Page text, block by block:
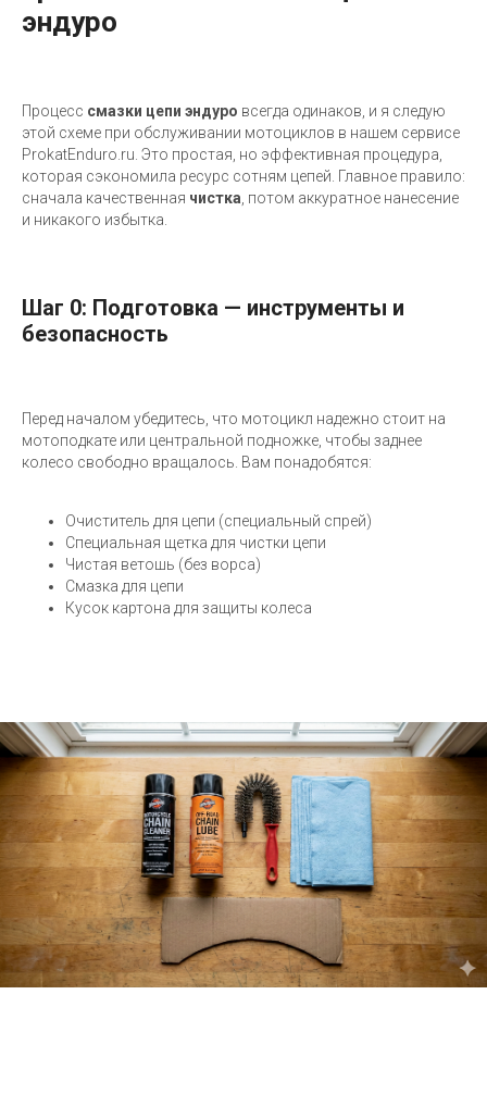
эндуро
Процесс смазки цепи эндуро всегда одинаков, и я следую
этой схеме при обслуживании мотоциклов в нашем сервисе
ProkatEnduro.ru. Это простая, но эффективная процедура,
которая сэкономила ресурс сотням цепей. Главное правило:
сначала качественная чистка , потом аккуратное нанесение
и никакого избытка.
Шаг 0: Подготовка — инструменты и
безопасность
Перед началом убедитесь, что мотоцикл надежно стоит на
мотоподкате или центральной подножке, чтобы заднее
колесо свободно вращалось. Вам понадобятся:
Очиститель для цепи (специальный спрей)
Специальная щетка для чистки цепи
Чистая ветошь (без ворса)
Смазка для цепи
Кусок картона для защиты колеса